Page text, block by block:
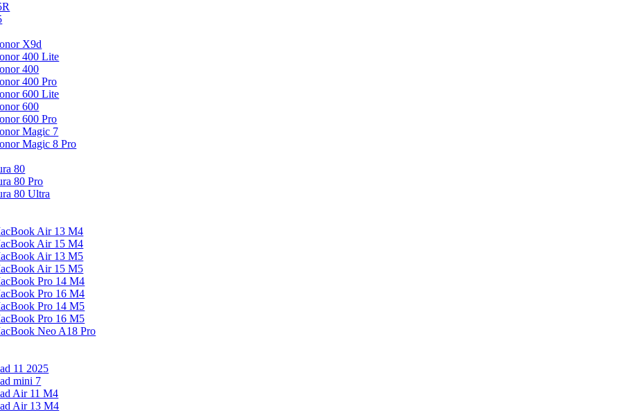
X9d
400 Lite
400
400 Pro
600 Lite
600
600 Pro
Magic 7
Magic 8 Pro
80
80 Pro
80 Ultra
Air 13 M4
Air 15 M4
Air 13 M5
Air 15 M5
Pro 14 M4
Pro 16 M4
Pro 14 M5
Pro 16 M5
Neo A18 Pro
11 2025
mini 7
Air 11 M4
Air 13 M4